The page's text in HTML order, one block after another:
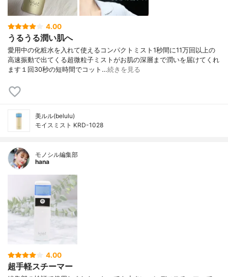
4.00
うるうる潤い肌へ
愛用中の化粧水を入れて使えるコンパクトミスト1秒間に11万回以上の
高速振動で出てくる超微粒子ミストがお肌の深層まで潤いを届けてくれ
ます１回30秒の短時間でコット…続きを見る
美ルル(belulu)
モイスミスト KRD-1028
モノシル編集部
hana
4.00
超手軽スチーマー